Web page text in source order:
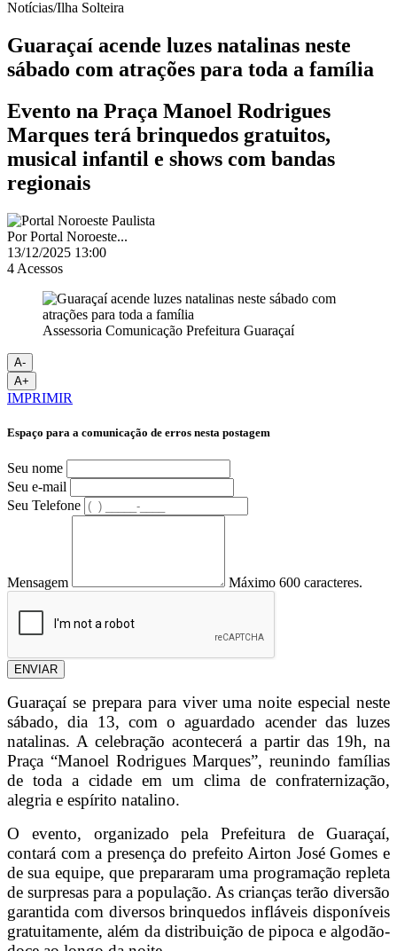
Notícias/Ilha Solteira
Guaraçaí acende luzes natalinas neste
sábado com atrações para toda a família
Evento na Praça Manoel Rodrigues
Marques terá brinquedos gratuitos,
musical infantil e shows com bandas
regionais
PorPortal Noroeste...
13/12/2025 13:00
4 Acessos
Assessoria Comunicação Prefeitura Guaraçaí
A-
A+
IMPRIMIR
Espaço para a comunicação de erros nesta postagem
Seu nome
Seu e-mail
Seu Telefone
Mensagem Máximo 600 caracteres.
ENVIAR
Guaraçaí se prepara para viver uma noite especial neste
sábado, dia 13, com o aguardado acender das luzes
natalinas. A celebração acontecerá a partir das 19h, na
Praça “Manoel Rodrigues Marques”, reunindo famílias
de toda a cidade em um clima de confraternização,
alegria e espírito natalino.
O evento, organizado pela Prefeitura de Guaraçaí,
contará com a presença do prefeito Airton José Gomes e
de sua equipe, que prepararam uma programação repleta
de surpresas para a população. As crianças terão diversão
garantida com diversos brinquedos infláveis disponíveis
gratuitamente, além da distribuição de pipoca e algodão-